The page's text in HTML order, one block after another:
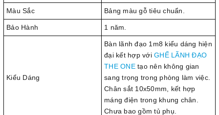
Màu Sắc Bảng màu gỗ tiêu chuẩn.
Bảo Hành 1 năm.
Kiểu Dáng
Bàn lãnh đạo 1m8 kiểu dáng hiện
đại kết hợp với GHẾ LÃNH ĐẠO
THE ONEtạo nên không gian
sang trọng trong phòng làm việc.
Chân sắt 10x50mm, kết hợp
máng điện trong khung chân.
Chưa bao gồm tủ phụ.